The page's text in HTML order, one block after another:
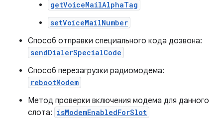
getVoiceMailAlphaTag
setVoiceMailNumber
Способ отправки специального кода дозвона:
sendDialerSpecialCode
Способ перезагрузки радиомодема:
rebootModem
Метод проверки включения модема для данного
слота: isModemEnabledForSlot